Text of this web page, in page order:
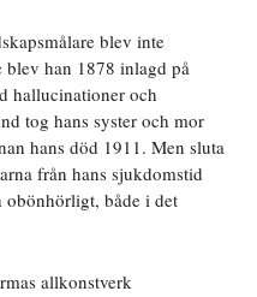
blev inte
han 1878 inlagd på
hallucinationer och
tog hans syster och mor
hans död 1911. Men sluta
från hans sjukdomstid
obönhörligt, både i det
allkonstverk